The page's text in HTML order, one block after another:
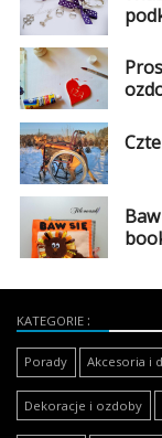
Dodaj
«
Dodaj
Dodaj
Dodaj
artykuł
Dodaj
galerię
KATEGORIE
Porady Akcesoria i
Dekoracje i ozdoby